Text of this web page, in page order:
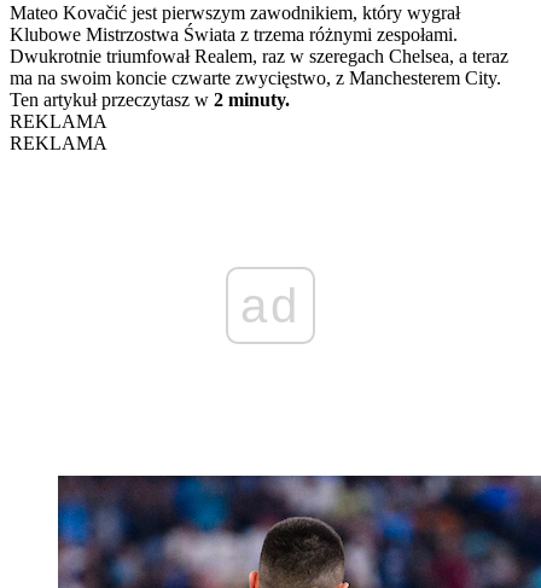
Mateo Kovačić jest pierwszym zawodnikiem, który wygrał
Klubowe Mistrzostwa Świata z trzema różnymi zespołami.
Dwukrotnie triumfował Realem, ​​raz w szeregach Chelsea, a teraz
ma na swoim koncie czwarte zwycięstwo, z Manchesterem City.
Ten artykuł przeczytasz w 2 minuty.
REKLAMA
REKLAMA
ad